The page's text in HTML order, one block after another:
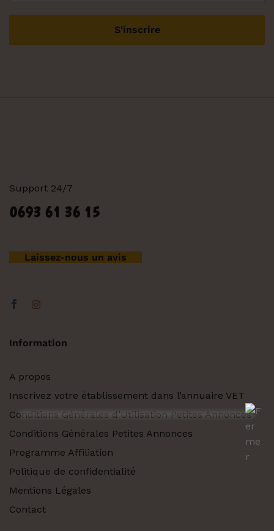
Support 24/7
0693 61 36 15
Laissez-nous un avis
Information
A propos
Inscrivez votre établissement dans l’annuaire VET
Conditions Générales d’Utilisation Petites Annonces
Conditions Générales Petites Annonces
Programme Affiliation
Politique de confidentialité
Mentions Légales
Contact